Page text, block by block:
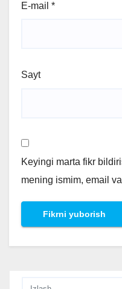
E-mail *
Sayt
Keyingi marta fikr
mening ismim, email